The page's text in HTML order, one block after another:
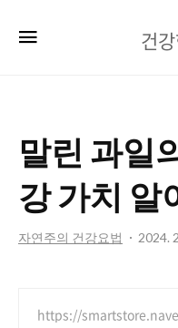
건
말린 과일
강 가치 알
자연주의 건강요법 2024.
https://